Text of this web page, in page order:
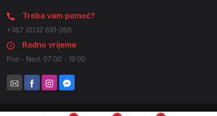
Treba vam pomoć?
+387 (0)32 691-266
Radno vrijeme
Pon - Ned: 07:00 - 19:00